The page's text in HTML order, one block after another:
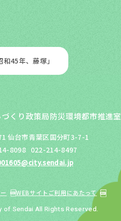
45年、藤塚」
くり政策局防災環境都市推進室
仙台市青葉区国分町3-7-1
8098 022-214-8497
WEBサイトご利用にあたって
Sendai All Rights Reserved.